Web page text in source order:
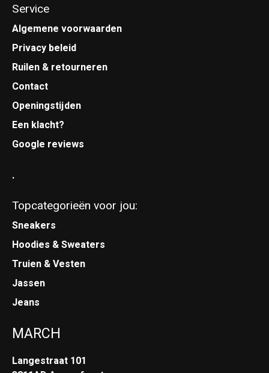
Service
Algemene voorwaarden
Privacy beleid
Ruilen & retourneren
Contact
Openingstijden
Een klacht?
Google reviews
.
Topcategorieën voor jou:
Sneakers
Hoodies & Sweaters
Truien & Vesten
Jassen
Jeans
MARCH
Langestraat 101